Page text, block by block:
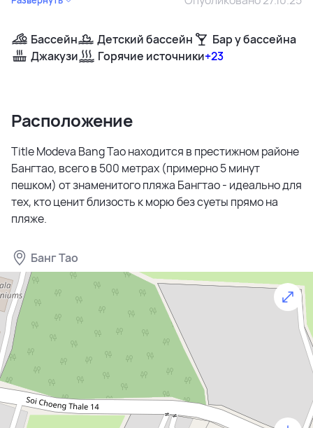
Бассейн Детский бассейн
Бар у бассейна
Джакузи
Горячие источники+23
Расположение
Title Modeva Bang Tao находится в престижном районе
Бангтао, всего в 500 метрах (примерно 5 минут
пешком) от знаменитого пляжа Бангтао - идеально для
тех, кто ценит близость к морю без суеты прямо на
пляже.
Банг Тао